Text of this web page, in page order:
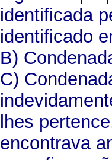
identificada
identificado
B)
C)
lhes
encontrava